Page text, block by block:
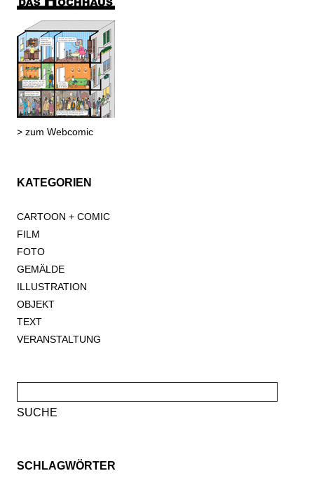
> zum Webcomic
KATEGORIEN
CARTOON + COMIC
FILM
FOTO
GEMÄLDE
ILLUSTRATION
OBJEKT
TEXT
VERANSTALTUNG
nach:
SCHLAGWÖRTER